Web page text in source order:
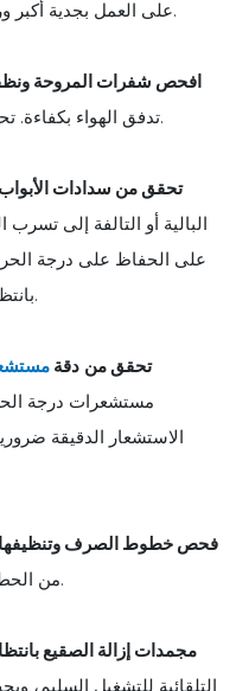
على العمل بجدية أكبر وربما يتسبب في تقلبات درجات الحرارة.
2. افحص شفرات المروحة
تدفق الهواء بكفاءة. تحقق من التآكل والاستبدال إذا لزم الأمر.
3. تحقق من سدادات
البالية أو التالفة إلى تسرب
على الحفاظ على درجة
بانتظام واستبدلها إذا كانت متشققة أو هشة.
4. تحقق من دقة
مستشعرات درجة
الاستشعار الدقيقة
5. فحص خطوط الصرف
من الحطام لمنع تراكم المياه والتلوث المحتمل.
6. مجمدات إزالة الصقيع
التلقائية للتشغيل السليم،